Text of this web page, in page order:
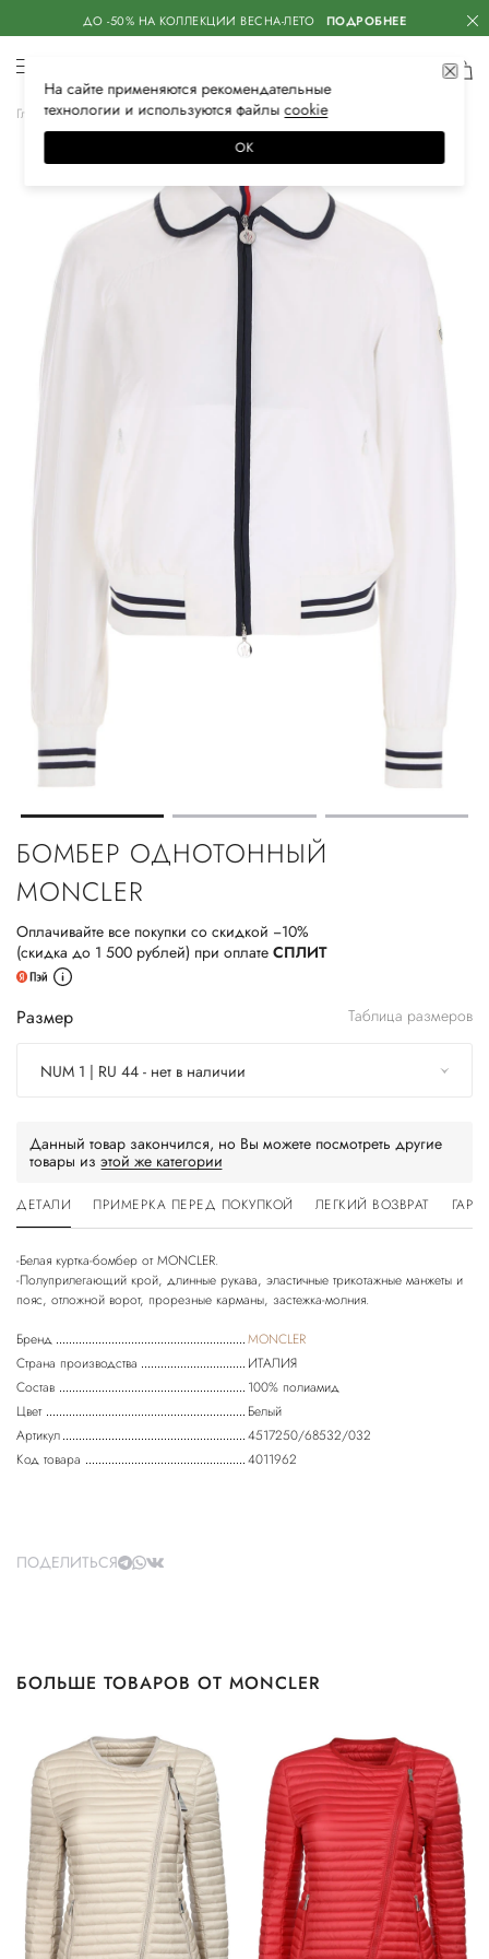
ДО -50% НА КОЛЛЕКЦИИ ВЕСНА-ЛЕТО ПОДРОБНЕЕ
Главная Женская Одежда Верхняя одежда Бомберы
БОМБЕР ОДНОТОННЫЙ
MONCLER
Оплачивайте все покупки со скидкой −10%
(скидка до 1 500 рублей) при оплате СПЛИТ
Размер Таблица размеров
NUM 1 | RU 44 - нет в наличии
Данный товар закончился, но Вы можете посмотреть другие
товары из этой же категории
ДЕТАЛИ ПРИМЕРКА ПЕРЕД ПОКУПКОЙ ЛЕГКИЙ ВОЗВРАТ
-Белая куртка-бомбер от MONCLER.
-Полуприлегающий крой, длинные рукава, эластичные трикотажные манжеты и
Бренд
MONCLER
Страна производства
ИТАЛИЯ
Состав
100% полиамид
Цвет
Белый
Артикул
4517250/68532/032
Код товара
4011962
ПОДЕЛИТЬСЯ
БОЛЬШЕ ТОВАРОВ ОТ MONCLER
На сайте применяются рекомендательные
технологии и используются файлысооkiе
ОК